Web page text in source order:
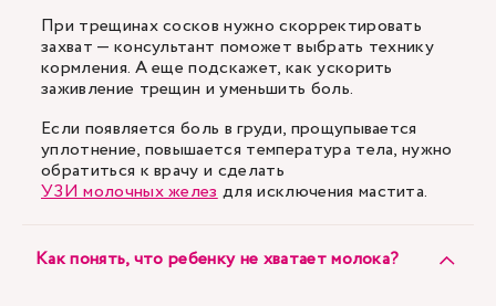
При трещинах сосков нужно скорректировать
захват — консультант поможет выбрать технику
кормления. А еще подскажет, как ускорить
заживление трещин и уменьшить боль.
Если появляется боль в груди, прощупывается
уплотнение, повышается температура тела, нужно
обратиться к врачу и сделать
УЗИ молочных желездля исключения мастита.
Как понять, что ребенку не хватает молока?